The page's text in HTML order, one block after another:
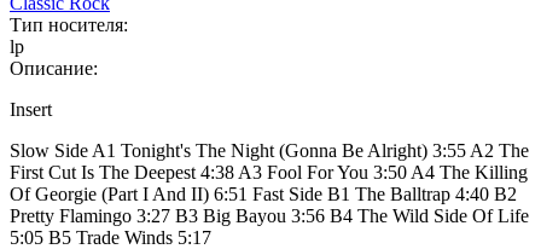
Тип носителя:
lp
Описание:
Insert
Slow Side A1 Tonight's The Night (Gonna Be Alright) 3:55 A2 The
First Cut Is The Deepest 4:38 A3 Fool For You 3:50 A4 The Killing
Of Georgie (Part I And II) 6:51 Fast Side B1 The Balltrap 4:40 B2
Pretty Flamingo 3:27 B3 Big Bayou 3:56 B4 The Wild Side Of Life
5:05 B5 Trade Winds 5:17